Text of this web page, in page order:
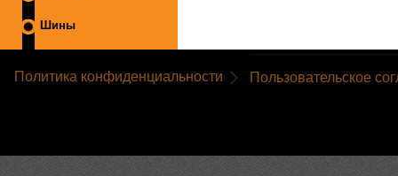
Шины
Политика конфиденциальности Пользовательское